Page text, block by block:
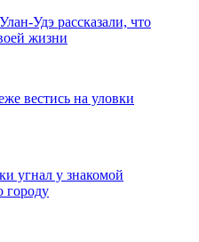
Удэ рассказали, что
жизни
вестись на уловки
угнал у знакомой
городу